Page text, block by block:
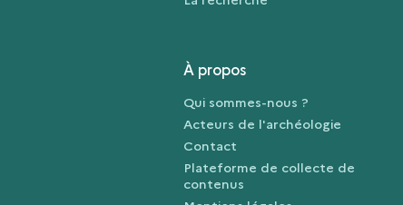
À propos
Qui sommes-nous ?
Acteurs de l'archéologie
Contact
Plateforme de collecte de
contenus